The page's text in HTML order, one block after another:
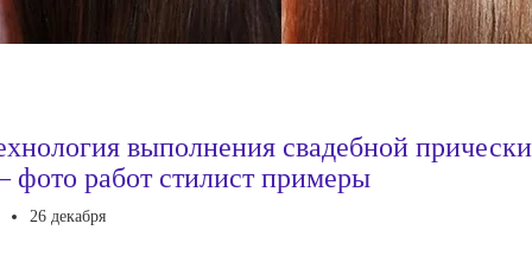
выполнения свадебной прически
работ стилист примеры
26 декабря